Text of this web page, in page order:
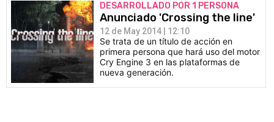
DESARROLLADO POR 1 PERSONA
Anunciado 'Crossing the line'
12 de May 2014 | 12:10
Se trata de un título de acción en
primera persona que hará uso del motor
Cry Engine 3 en las plataformas de
nueva generación.